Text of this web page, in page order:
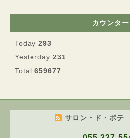
カウンター
Today 293
Yesterday 231
Total 659677
サロン・ド・ボ